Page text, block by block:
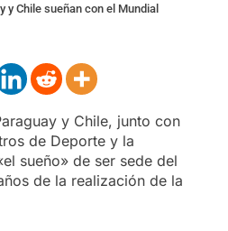
y Chile sueñan con el Mundial
y Chile, junto con
de Deporte y la
sueño» de ser sede del
de la realización de la